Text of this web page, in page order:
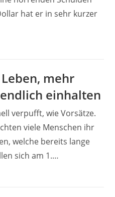
hat er in sehr kurzer
mehr
einhalten
verpufft, wie Vorsätze.
viele Menschen ihr
welche bereits lange
sich am 1.…